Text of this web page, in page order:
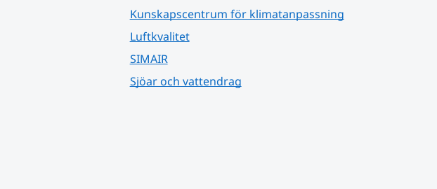
Kunskapscentrum för klimatanpassning
Luftkvalitet
SIMAIR
Sjöar och vattendrag